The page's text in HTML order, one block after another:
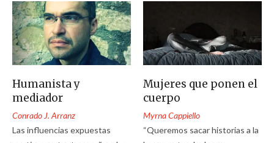
Humanista y
mediador
Conrado J. Arranz
Las influencias expuestas
Mujeres que ponen el
cuerpo
Myrna Cappiello
“Queremos sacar historias a la